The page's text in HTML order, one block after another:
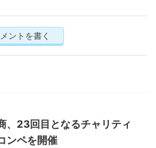
ントを書く
、23回目となるチャリティ
ンペを開催